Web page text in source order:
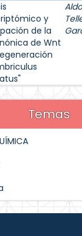
y
de la
de Wnt
Temas